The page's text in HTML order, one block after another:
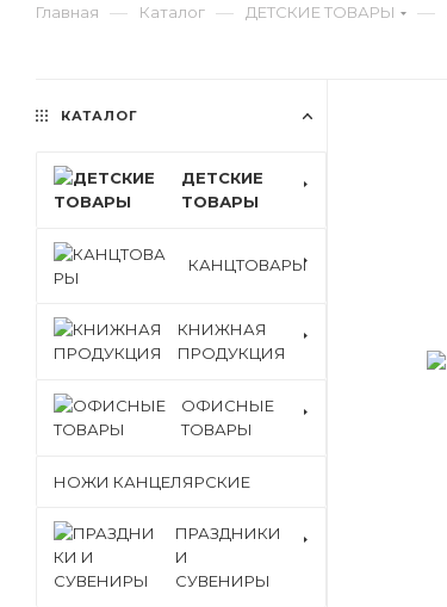
Главная — Каталог — ДЕТСКИЕ ТОВАРЫ —
КАТАЛОГ
ДЕТСКИЕ
ТОВАРЫ
КАНЦТОВАРЫ
КНИЖНАЯ
ПРОДУКЦИЯ
ОФИСНЫЕ
ТОВАРЫ
НОЖИ КАНЦЕЛЯРСКИЕ
ПРАЗДНИКИ
И
СУВЕНИРЫ